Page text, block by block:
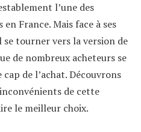
l’une des
France. Mais face à ses
tourner vers la version de
de nombreux acheteurs se
de l’achat. Découvrons
de cette
le meilleur choix.